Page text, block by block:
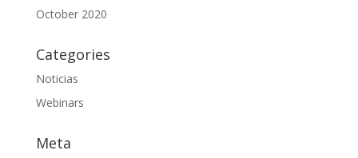
October 2020
Categories
Noticias
Webinars
Meta